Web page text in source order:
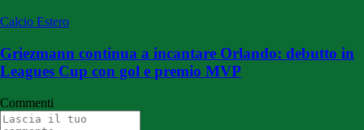
Calcio Estero
Griezmann continua a incantare Orlando: debutto in
Leagues Cup con gol e premio MVP
Commenti